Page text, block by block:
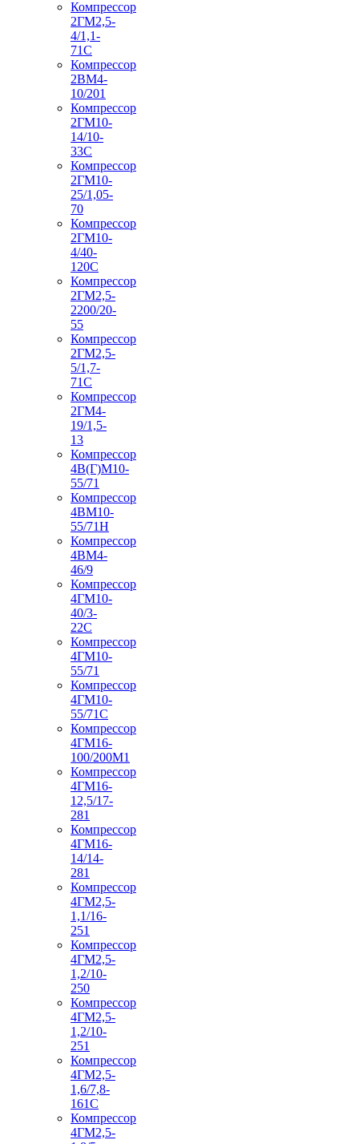
Компрессор
2ГМ2,5-
4/1,1-
71С
Компрессор
2ВМ4-
10/201
Компрессор
2ГМ10-
14/10-
33С
Компрессор
2ГМ10-
25/1,05-
70
Компрессор
2ГМ10-
4/40-
120С
Компрессор
2ГМ2,5-
2200/20-
55
Компрессор
2ГМ2,5-
5/1,7-
71С
Компрессор
2ГМ4-
19/1,5-
13
Компрессор
4В(Г)М10-
55/71
Компрессор
4ВМ10-
55/71Н
Компрессор
4ВМ4-
46/9
Компрессор
4ГМ10-
40/3-
22С
Компрессор
4ГМ10-
55/71
Компрессор
4ГМ10-
55/71С
Компрессор
4ГМ16-
100/200М1
Компрессор
4ГМ16-
12,5/17-
281
Компрессор
4ГМ16-
14/14-
281
Компрессор
4ГМ2,5-
1,1/16-
251
Компрессор
4ГМ2,5-
1,2/10-
250
Компрессор
4ГМ2,5-
1,2/10-
251
Компрессор
4ГМ2,5-
1,6/7,8-
161С
Компрессор
4ГМ2,5-